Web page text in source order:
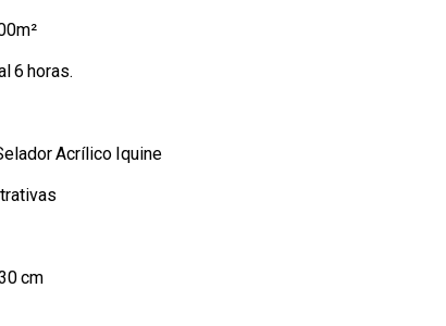
6 horas.
Acrílico Iquine
cm